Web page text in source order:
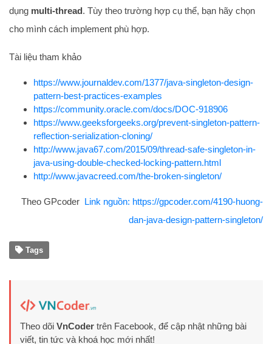
dụng multi-thread. Tùy theo trường hợp cụ thể, bạn hãy chọn
cho mình cách implement phù hợp.
Tài liệu tham khảo
https://www.journaldev.com/1377/java-singleton-design-
pattern-best-practices-examples
https://community.oracle.com/docs/DOC-918906
https://www.geeksforgeeks.org/prevent-singleton-pattern-
reflection-serialization-cloning/
http://www.java67.com/2015/09/thread-safe-singleton-in-
java-using-double-checked-locking-pattern.html
http://www.javacreed.com/the-broken-singleton/
Theo GPcoder Link nguồn: https://gpcoder.com/4190-huong-
dan-java-design-pattern-singleton/
Tags
Theo dõi VnCoder trên Facebook, để cập nhật những bài
viết, tin tức và khoá học mới nhất!